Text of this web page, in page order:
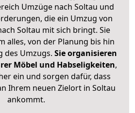
Umzüge nach Soltau und
die ein Umzug von
Soltau mit sich bringt. Sie
alles, von der Planung bis hin
Umzugs. Sie organisieren
Möbel und Habseligkeiten,
ein und sorgen dafür, dass
Ihrem neuen Zielort in Soltau
ankommt.